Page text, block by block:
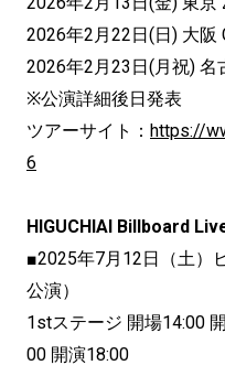
2026年2月22日(日) 大阪
2026年2月23日(月祝) 名
※公演詳細後日発表
ツアーサイト： https://
6
HIGUCHIAI Billboard
■2025年7月12日（土）
公演）
1stステージ 開場14:00
00 開演18:00